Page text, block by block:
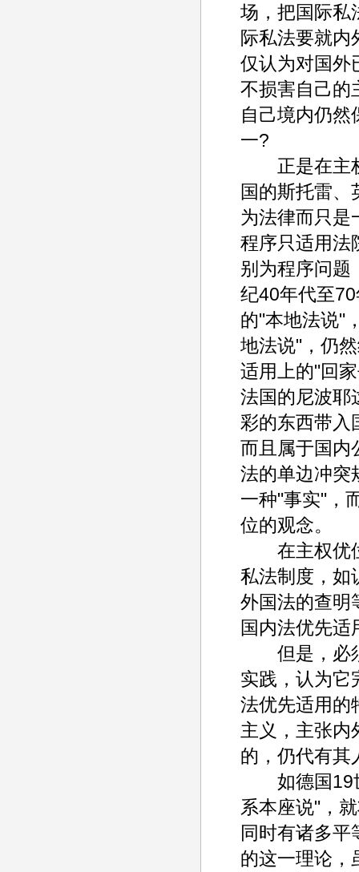
场，把国际私
际私法要就内
仅认为对国外
不损害自己的
自己境内仍然
一?
正是在主权
国的斯托雷、
为法律而只是
程序只适用法
别为程序问题
纪40年代至
的"本地法说"
地法说"，仍
适用上的"回
法国的尼波耶
彩的东西带入
而且属于国内
法的单边冲突
一种"事实"，
位的观念。
在主权优位
私法制度，如
外国法的查明
国内法优先适
但是，必须
实践，认为它
法优先适用的
主义，主张内
的，仍代有其
如德国19世
系本座说"，
同时有诸多平
的这一理论，